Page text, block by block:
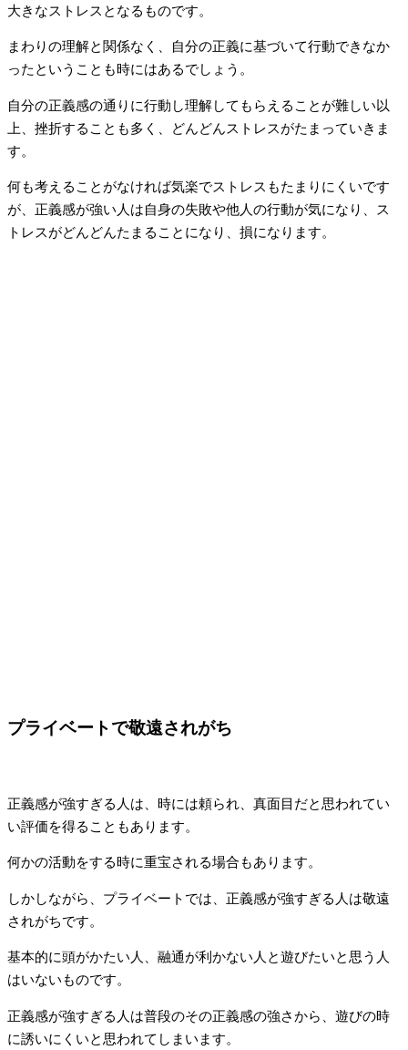
大きなストレスとなるものです。
まわりの理解と関係なく、自分の正義に基づいて行動できなか
ったということも時にはあるでしょう。
自分の正義感の通りに行動し理解してもらえることが難しい以
上、挫折することも多く、どんどんストレスがたまっていきま
す。
何も考えることがなければ気楽でストレスもたまりにくいです
が、正義感が強い人は自身の失敗や他人の行動が気になり、ス
トレスがどんどんたまることになり、損になります。
プライベートで敬遠されがち
正義感が強すぎる人は、時には頼られ、真面目だと思われてい
い評価を得ることもあります。
何かの活動をする時に重宝される場合もあります。
しかしながら、プライベートでは、正義感が強すぎる人は敬遠
されがちです。
基本的に頭がかたい人、融通が利かない人と遊びたいと思う人
はいないものです。
正義感が強すぎる人は普段のその正義感の強さから、遊びの時
に誘いにくいと思われてしまいます。